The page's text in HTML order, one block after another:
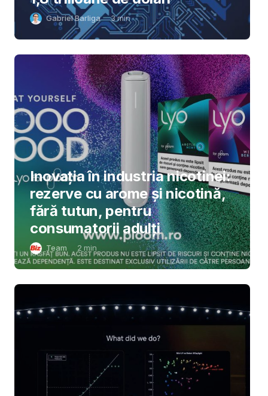
Gabriel Barliga 3min
Inovația în industria nicotinei:
rezerve cu arome și nicotină,
fără tutun, pentru
consumatorii adulți
Team 2 min